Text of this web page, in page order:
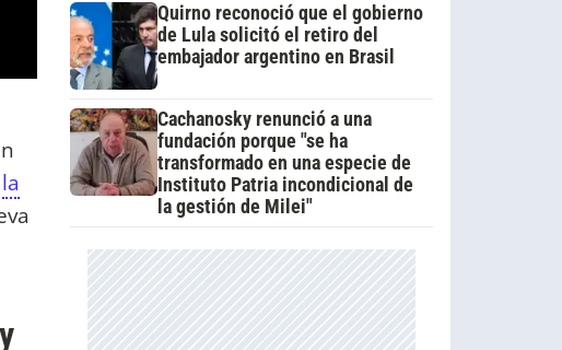
la
Quirno reconoció que el gobierno
de Lula solicitó el retiro del
embajador argentino en Brasil
Cachanosky renunció a una
fundación porque "se ha
transformado en una especie de
Instituto Patria incondicional de
la gestión de Milei"